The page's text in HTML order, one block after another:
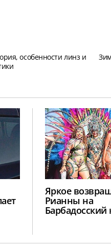
особенности линз и
Яркое
Рианны на
Барбадосский